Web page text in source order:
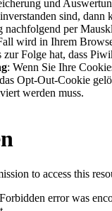
und
sind, dann
nachfolgend per
wird in Ihrem
zur Folge hat, dass
: Wenn Sie Ihre
Opt-Out-Cookie
werden muss.